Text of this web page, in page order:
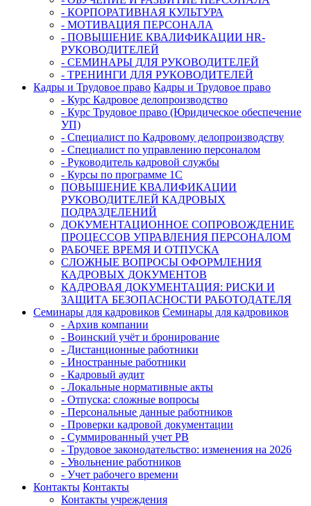
- КОРПОРАТИВНАЯ КУЛЬТУРА
- МОТИВАЦИЯ ПЕРСОНАЛА
- ПОВЫШЕНИЕ КВАЛИФИКАЦИИ HR-
РУКОВОДИТЕЛЕЙ
- СЕМИНАРЫ ДЛЯ РУКОВОДИТЕЛЕЙ
- ТРЕНИНГИ ДЛЯ РУКОВОДИТЕЛЕЙ
Кадры и Трудовое право Кадры и Трудовое право
- Курс Кадровое делопроизводство
- Курс Трудовое право (Юридическое обеспечение
УП)
- Специалист по Кадровому делопроизводству
- Специалист по управлению персоналом
- Руководитель кадровой службы
- Курсы по программе 1С
ПОВЫШЕНИЕ КВАЛИФИКАЦИИ
РУКОВОДИТЕЛЕЙ КАДРОВЫХ
ПОДРАЗДЕЛЕНИЙ
ДОКУМЕНТАЦИОННОЕ СОПРОВОЖДЕНИЕ
ПРОЦЕССОВ УПРАВЛЕНИЯ ПЕРСОНАЛОМ
РАБОЧЕЕ ВРЕМЯ И ОТПУСКА
СЛОЖНЫЕ ВОПРОСЫ ОФОРМЛЕНИЯ
КАДРОВЫХ ДОКУМЕНТОВ
КАДРОВАЯ ДОКУМЕНТАЦИЯ: РИСКИ И
ЗАЩИТА БЕЗОПАСНОСТИ РАБОТОДАТЕЛЯ
Семинары для кадровиков Семинары для кадровиков
- Архив компании
- Воинский учёт и бронирование
- Дистанционные работники
- Иностранные работники
- Кадровый аудит
- Локальные нормативные акты
- Отпуска: сложные вопросы
- Персональные данные работников
- Проверки кадровой документации
- Суммированный учет РВ
- Трудовое законодательство: изменения на 2026
- Увольнение работников
- Учет рабочего времени
Контакты Контакты
Контакты учреждения